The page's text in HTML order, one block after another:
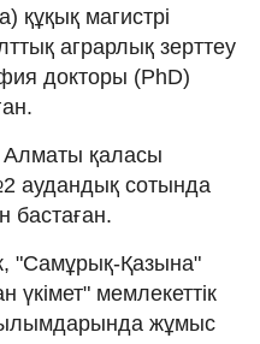
құқық магистрі
аграрлық зерттеу
докторы (PhD)
қаласы
аудандық сотында
бастаған.
"Самұрық-Қазына"
үкімет" мемлекеттік
жұмыс